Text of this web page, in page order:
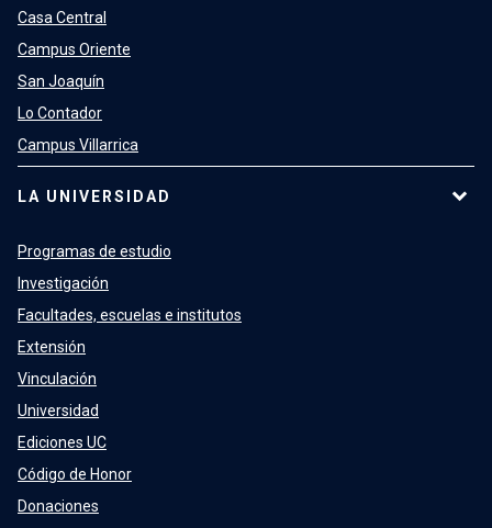
Casa Central
Campus Oriente
San Joaquín
Lo Contador
Campus Villarrica
LA UNIVERSIDAD
Programas de estudio
Investigación
Facultades, escuelas e institutos
Extensión
Vinculación
Universidad
Ediciones UC
Código de Honor
Donaciones